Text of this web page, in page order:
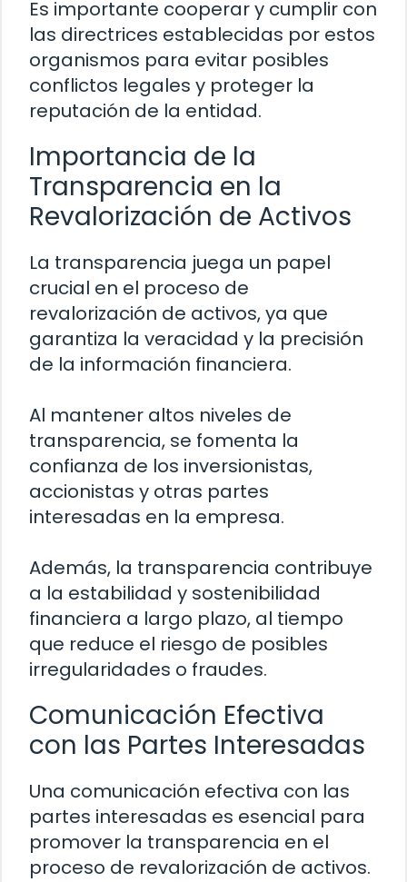
Es importante cooperar y cumplir con
las directrices establecidas por estos
organismos para evitar posibles
conflictos legales y proteger la
reputación de la entidad.
Importancia de la
Transparencia en la
Revalorización de Activos
La transparencia juega un papel
crucial en el proceso de
revalorización de activos, ya que
garantiza la veracidad y la precisión
de la información financiera.
Al mantener altos niveles de
transparencia, se fomenta la
confianza de los inversionistas,
accionistas y otras partes
interesadas en la empresa.
Además, la transparencia contribuye
a la estabilidad y sostenibilidad
financiera a largo plazo, al tiempo
que reduce el riesgo de posibles
irregularidades o fraudes.
Comunicación Efectiva
con las Partes Interesadas
Una comunicación efectiva con las
partes interesadas es esencial para
promover la transparencia en el
proceso de revalorización de activos.